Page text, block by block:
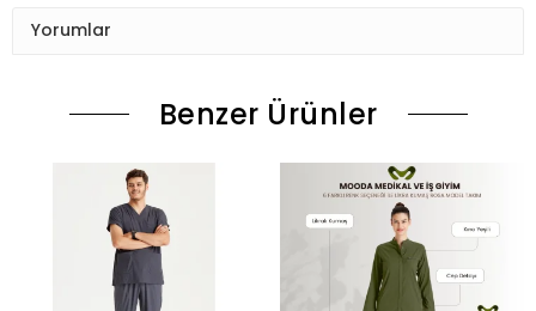
Yorumlar
Benzer Ürünler